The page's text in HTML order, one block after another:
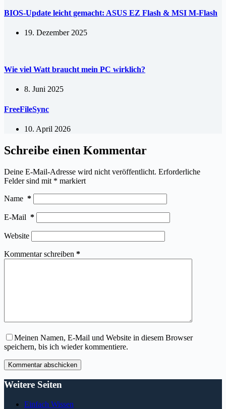
BIOS-Update leicht gemacht: ASUS EZ Flash & MSI M-Flash
19. Dezember 2025
Wie viel Watt braucht mein PC wirklich?
8. Juni 2025
FreeFileSync
10. April 2026
Schreibe einen Kommentar
Deine E-Mail-Adresse wird nicht veröffentlicht. Erforderliche
Felder sind mit * markiert
Name *
E-Mail *
Website
Kommentar schreiben *
Meinen Namen, E-Mail und Website in diesem Browser
speichern, bis ich wieder kommentiere.
Kommentar abschicken
Weitere Seiten
Einfach Wissen